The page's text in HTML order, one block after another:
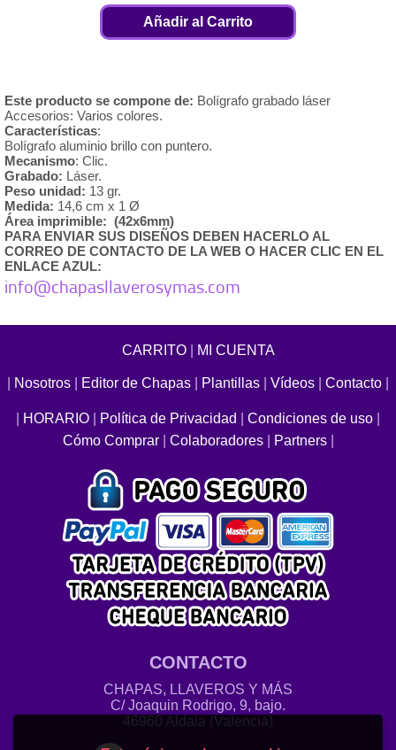
Añadir al Carrito
Este producto se compone de: Bolígrafo grabado láser
Accesorios: Varios colores.
Características:
Bolígrafo aluminio brillo con puntero.
Mecanismo: Clic.
Grabado: Láser.
Peso unidad: 13 gr.
Medida: 14,6 cm x 1 Ø
Área imprimible: (42x6mm)
PARA ENVIAR SUS DISEÑOS DEBEN HACERLO AL
CORREO DE CONTACTO DE LA WEB O HACER CLIC EN EL
ENLACE AZUL:
info@chapasllaverosymas.com
CARRITO| MI CUENTA
Nosotros Editor de Chapas Plantillas Vídeos Contacto
HORARIO Política de Privacidad Condiciones de uso
Cómo Comprar
Colaboradores Partners
CONTACTO
CHAPAS, LLAVEROS Y MÁS
C/ Joaquin Rodrigo, 9, bajo.
46960 Aldaia (Valencia)